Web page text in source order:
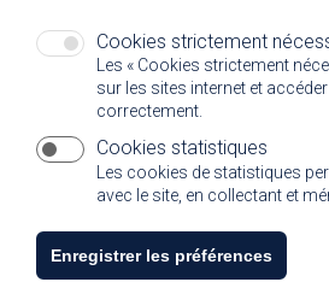
Cookies strictement
Les « Cookies strictement
sur les sites internet et
correctement.
Cookies statistiques
Les cookies de statistiques
avec le site, en collectant et
Enregistrer les préférences